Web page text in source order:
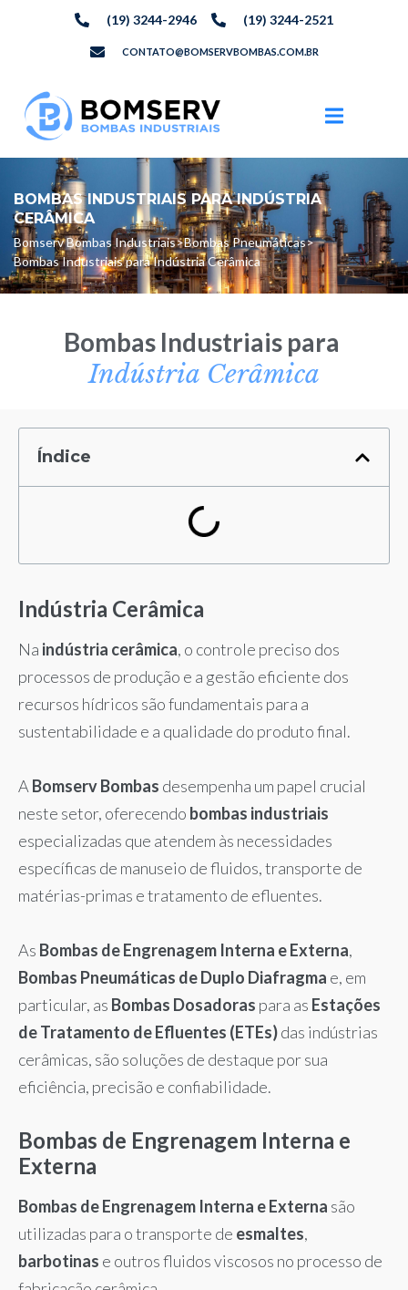
(19) 3244-2946 (19) 3244-2521
CONTATO@BOMSERVBOMBAS.COM.BR
BOMBAS INDUSTRIAIS PARA INDÚSTRIA
CERÂMICA
Bomserv Bombas Industriais>Bombas Pneumáticas>
Bombas Industriais para Indústria Cerâmica
Bombas Industriais para
Indústria Cerâmica
Índice
Indústria Cerâmica
Na indústria cerâmica, o controle preciso dos
processos de produção e a gestão eficiente dos
recursos hídricos são fundamentais para a
sustentabilidade e a qualidade do produto final.
A Bomserv Bombas desempenha um papel crucial
neste setor, oferecendo bombas industriais
especializadas que atendem às necessidades
específicas de manuseio de fluidos, transporte de
matérias-primas e tratamento de efluentes.
As Bombas de Engrenagem Interna e Externa,
Bombas Pneumáticas de Duplo Diafragma e, em
particular, as Bombas Dosadoras para as Estações
de Tratamento de Efluentes (ETEs)das indústrias
cerâmicas, são soluções de destaque por sua
eficiência, precisão e confiabilidade.
Bombas de Engrenagem Interna e
Externa
Bombas de Engrenagem Interna e Externa são
utilizadas para o transporte de esmaltes,
barbotinas e outros fluidos viscosos no processo de